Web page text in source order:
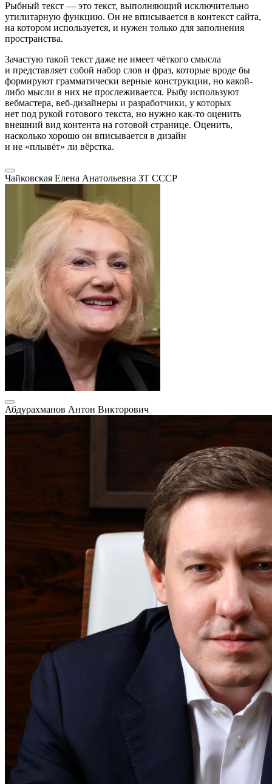
Рыбный текст — это текст, выполняющий исключительно
утилитарную функцию. Он не вписывается в контекст сайта,
на котором используется, и нужен только для заполнения
пространства.
Зачастую такой текст даже не имеет чёткого смысла
и представляет собой набор слов и фраз, которые вроде бы
формируют грамматически верные конструкции, но какой-
либо мысли в них не прослеживается. Рыбу используют
вебмастера, веб-дизайнеры и разработчики, у которых
нет под рукой готового текста, но нужно как-то оценить
внешний вид контента на готовой странице. Оценить,
насколько хорошо он вписывается в дизайн
и не «плывёт» ли вёрстка.
Чайковская Елена Анатольевна ЗТ СССР
Абдурахманов Антон Викторович